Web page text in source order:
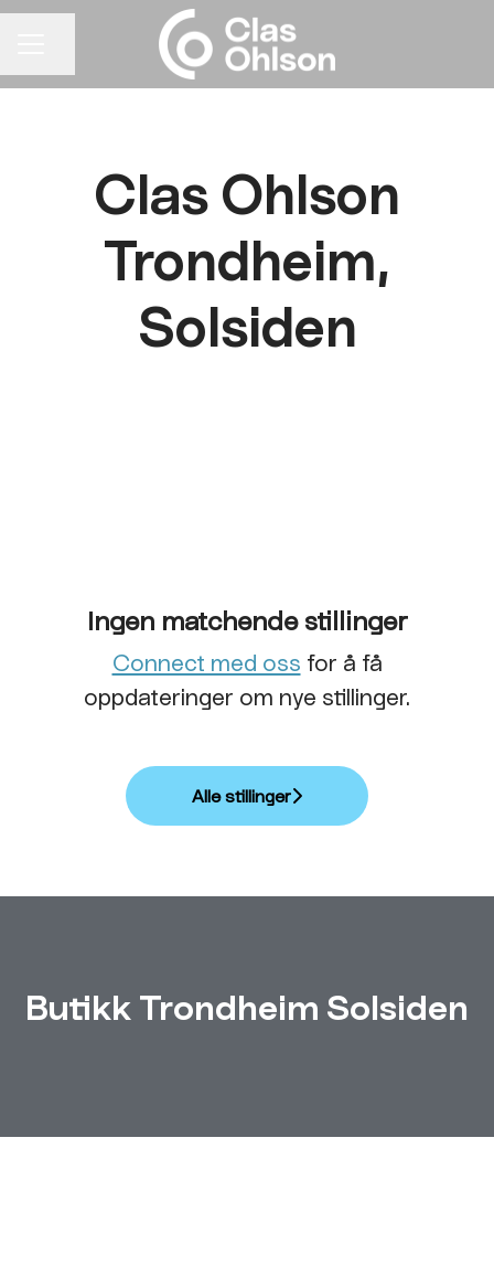
Clas Ohlson
Trondheim,
Solsiden
Ingen matchende stillinger
Connect med oss for å få
oppdateringer om nye stillinger.
Alle stillinger
Butikk Trondheim Solsiden